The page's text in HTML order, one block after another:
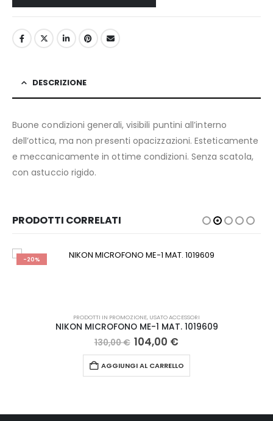
DESCRIZIONE
Buone condizioni generali, visibili puntini all’interno
dell’ottica, ma non presenti opacizzazioni. Esteticamente
e meccanicamente in ottime condizioni. Senza scatola,
con astuccio rigido.
PRODOTTI CORRELATI
-20%
PRODOTTI IN PROMOZIONE, USATO ACCESSORI
NIKON MICROFONO ME-1 MAT. 1019609
130,00€ Il
prezzo
originale
era:
130,00 €.
104,00 €
attuale
è:
104,00 €.
AGGIUNGI AL CARRELLO